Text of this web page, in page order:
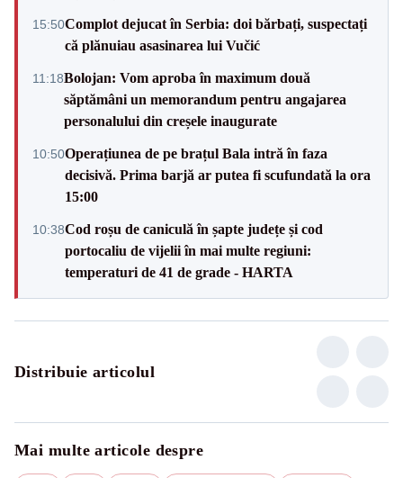
15:50Complot dejucat în Serbia: doi bărbați, suspectați
că plănuiau asasinarea lui Vučić
11:18Bolojan: Vom aproba în maximum două
săptămâni un memorandum pentru angajarea
personalului din creșele inaugurate
10:50Operațiunea de pe brațul Bala intră în faza
decisivă. Prima barjă ar putea fi scufundată la ora
15:00
10:38Cod roșu de caniculă în șapte județe și cod
portocaliu de vijelii în mai multe regiuni:
temperaturi de 41 de grade - HARTA
Distribuie articolul
Mai multe articole despre